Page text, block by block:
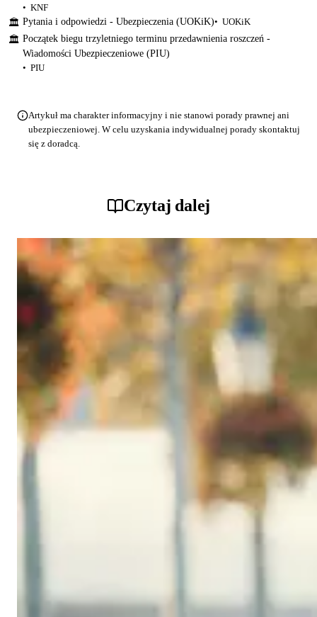
KNF
🏛 Pytania i odpowiedzi - Ubezpieczenia (UOKiK)
UOKiK
🏛 Początek biegu trzyletniego terminu przedawnienia roszczeń -
Wiadomości Ubezpieczeniowe (PIU)
PIU
Artykuł ma charakter informacyjny i nie stanowi porady prawnej ani
ubezpieczeniowej. W celu uzyskania indywidualnej porady skontaktuj
się z doradcą.
Czytaj dalej